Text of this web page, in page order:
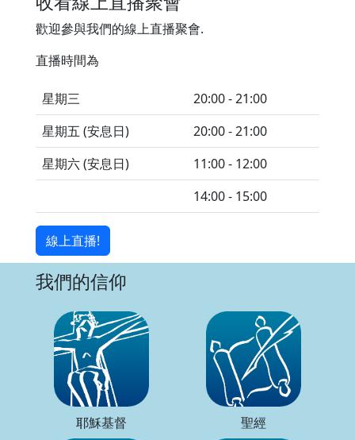
歡迎參與我們的線上直播聚會.
直播時間為
星期三
20:00 - 21:00
星期五 (安息日)
20:00 - 21:00
星期六 (安息日)
11:00 - 12:00
14:00 - 15:00
線上直播!
我們的信仰
耶穌基督 聖經